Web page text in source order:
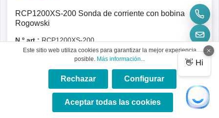
RCP1200XS-200 Sonda de corriente con bobina
Rogowski
N.º art.:RCP1200XS-200
Sonda de corriente Rogowski RCP1200XS-200 para
mediciones precisas de corriente alterna de hasta 12000
Apk, ancho de banda de 30 MHz, bobina de 1,6 mm - ideal
Este sitio web utiliza cookies para garantizar la mejor experiencia
posible. Más información...
Rechazar Configurar
Aceptar todas las cookies